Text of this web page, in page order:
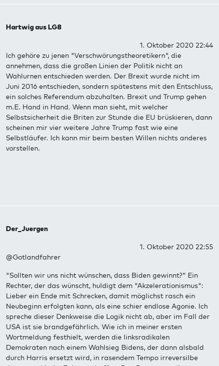
Hartwig aus LG8
1. Oktober 2020 22:44
Ich gehöre zu jenen "Verschwörungstheoretikern", die
annehmen, dass die großen Linien der Politik nicht an
Wahlurnen entschieden werden. Der Brexit wurde nicht im
Juni 2016 entschieden, sondern spätestens mit den Entschluss,
ein solches Referendum abzuhalten. Brexit und Trump gehen
m.E. Hand in Hand. Wenn man sieht, mit welcher
Selbstsicherheit die Briten zur Stunde die EU brüskieren, dann
scheinen mir vier weitere Jahre Trump fast wie eine
Selbstläufer. Ich kann mir beim besten Willen nichts anderes
vorstellen.
Der_Juergen
1. Oktober 2020 22:55
@Gotlandfahrer
"Sollten wir uns nicht wünschen, dass Biden gewinnt?" Ein
Rechter, der das wünscht, huldigt dem "Akzelerationismus":
Lieber ein Ende mit Schrecken, damit möglichst rasch ein
Neubeginn erfolgten kann, als eine schier endlose Agonie. Ich
spreche dieser Denkweise die Logik nicht ab, aber im Fall der
USA ist sie brandgefährlich. Wie ich in meiner ersten
Wortmeldung festhielt, werden die linksradikalen
Demokraten nach einem Wahlsieg Bidens, der dann alsbald
durch Harris ersetzt wird, in rasendem Tempo irreversilbe